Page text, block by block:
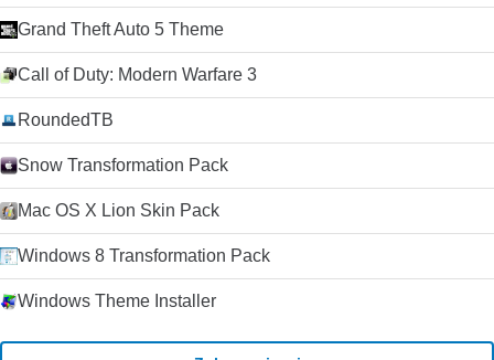
Grand Theft Auto 5 Theme
Call of Duty: Modern Warfare 3
RoundedTB
Snow Transformation Pack
Mac OS X Lion Skin Pack
Windows 8 Transformation Pack
Windows Theme Installer